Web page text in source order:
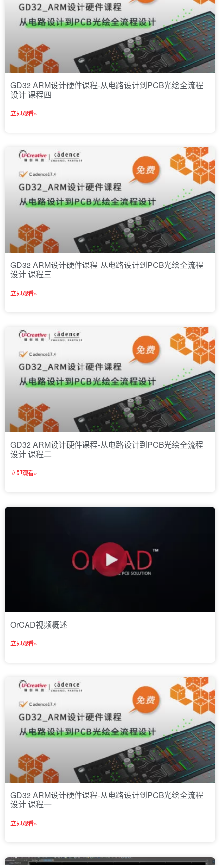
GD32 ARM设计硬件课程-从电路设计到PCB光绘全流程
设计 课程四
立即观看»
GD32 ARM设计硬件课程-从电路设计到PCB光绘全流程
设计 课程三
立即观看»
GD32 ARM设计硬件课程-从电路设计到PCB光绘全流程
设计 课程二
立即观看»
OrCAD视频概述
立即观看»
GD32 ARM设计硬件课程-从电路设计到PCB光绘全流程
设计 课程一
立即观看»